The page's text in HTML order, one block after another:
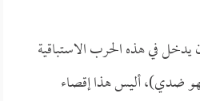
يدخل في هذه الحرب الاستباقية
ضدي)، أليس هذا إقصاء